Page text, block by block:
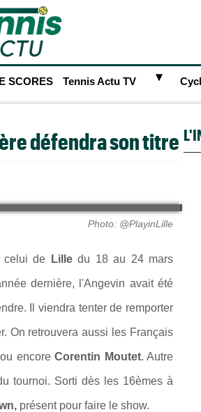
SCORES Tennis Actu TV ►
défendra son titre
Photo: @PlayinLille
de Lilledu 18 au 24 mars
dernière, l'Angevin avait été
Il viendra tenter de remporter
On retrouvera aussi les Français
ou encoreCorentin Moutet. Autre
tournoi. Sorti dès les 16èmes à
présent pour faire le show.